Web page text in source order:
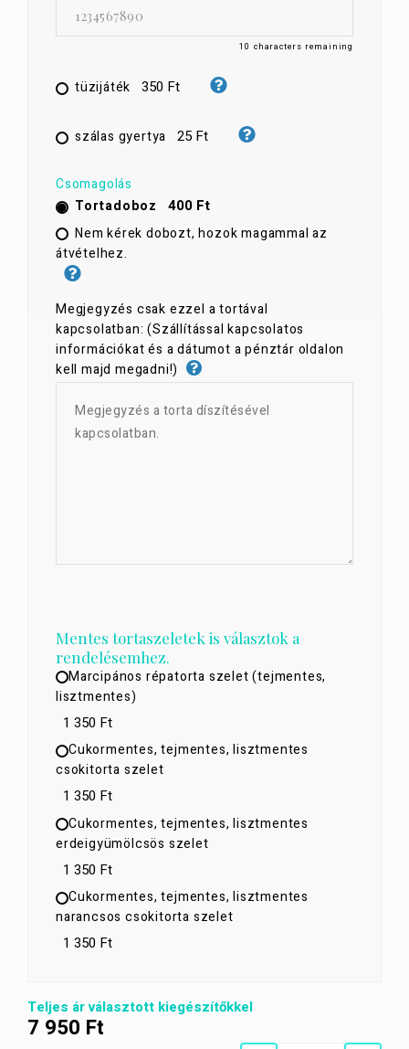
10 characters remaining
tüzijáték 350 Ft
szálas gyertya 25 Ft
Csomagolás
Tortadoboz
400 Ft
Nem kérek dobozt, hozok magammal az
átvételhez.
Megjegyzés csak ezzel a tortával
kapcsolatban: (Szállítással kapcsolatos
információkat és a dátumot a pénztár oldalon
kell majd megadni!)
Mentes tortaszeletek is választok a
rendelésemhez.
Marcipános répatorta szelet (tejmentes,
lisztmentes)
1 350 Ft
Cukormentes, tejmentes, lisztmentes
csokitorta szelet
1 350 Ft
Cukormentes, tejmentes, lisztmentes
erdeigyümölcsös szelet
1 350 Ft
Cukormentes, tejmentes, lisztmentes
narancsos csokitorta szelet
1 350 Ft
Teljes ár választott kiegészítőkkel
7 950 Ft